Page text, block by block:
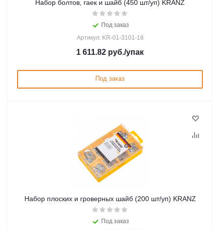
Набор болтов, гаек и шайб (450 шт/уп) KRANZ
Под заказ
Артикул: KR-01-3101-18
1 611.82 руб./упак
Под заказ
Набор плоскиx и гроверныx шайб (200 шт/уп) KRANZ
Под заказ